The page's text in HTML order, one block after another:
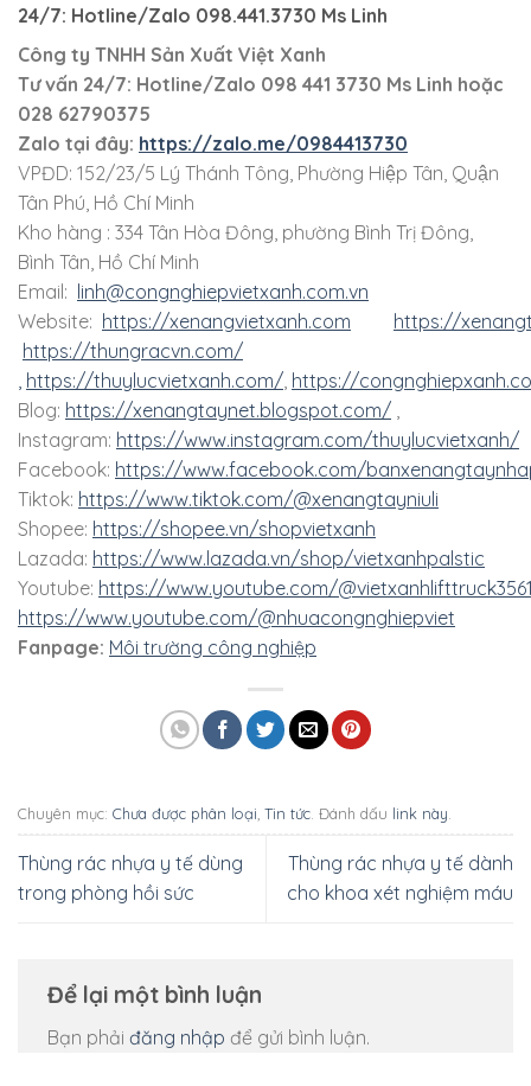
24/7: Hotline/Zalo 098.441.3730 Ms Linh
Công ty TNHH Sản Xuất Việt Xanh
Tư vấn 24/7: Hotline/Zalo 098 441 3730 Ms Linh hoặc
028 62790375
Zalo tại đây: https://zalo.me/0984413730
VPĐD: 152/23/5 Lý Thánh Tông, Phường Hiệp Tân, Quận
Tân Phú, Hồ Chí Minh
Kho hàng : 334 Tân Hòa Đông, phường Bình Trị Đông,
Bình Tân, Hồ Chí Minh
Email: linh@congnghiepvietxanh.com.vn
Website: https://xenangvietxanh.com
https://
https://thungracvn.com/
, https://thuylucvietxanh.com/, https://
Blog: https://xenangtaynet.blogspot.com/ ,
Instagram: https://www.instagram.com/thuylucvietxanh/
Facebook: https://www.facebook.com/
Tiktok: https://www.tiktok.com/@xenangtayniuli
Shopee: https://shopee.vn/shopvietxanh
Lazada: https://www.lazada.vn/shop/vietxanhpalstic
Youtube: https://www.youtube.com/
https://www.youtube.com/@nhuacongnghiepviet
Fanpage: Môi trường công nghiệp
Chuyên mục: Chưa được phân loại Tin tức . Đánh dấu link này
Thùng rác nhựa y tế dùng
trong phòng hồi sức
Thùng rác nhựa y tế dành
cho khoa xét nghiệm máu
Để lại một bình luận
Bạn phải đăng nhập để gửi bình luận.